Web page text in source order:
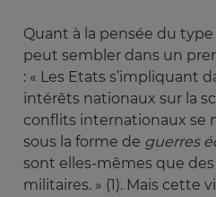
Quant à la pensée du
peut sembler dans un
: « Les Etats s’impliquant
intérêts nationaux sur la
conflits internationaux se
sous la forme de guerres
sont elles-mêmes que des
militaires. » (1). Mais cette